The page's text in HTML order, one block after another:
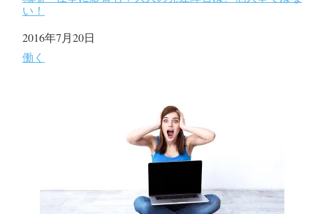
い！
日付
2016年7月20日
関連理由
働く